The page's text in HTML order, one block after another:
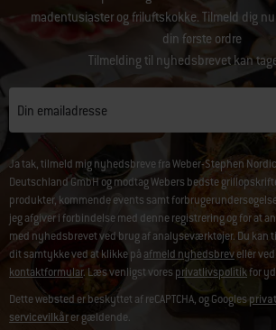
madentusiaster og friluftskokke. Tilmeld dig nu
din første ordre
Tilmelding til nyhedsbrevet kan
Din emailadresse
Ja tak, tilmeld mig nyhedsbreve fra Weber-Stephen
Deutschland GmbH og modtag Webers bedste
produkter, kommende events samt
jeg afgiver i forbindelse med denne registrering og for at
med nyhedsbrevet ved brug af analyseværktøjer. Du kan
dit samtykke ved at klikke på afmeld nyhedsbreveller
kontaktformular. Læs venligst voresprivatlivspolitikfor
Dette websted er beskyttet af reCAPTCHA, og Googles
servicevilkårer gældende.